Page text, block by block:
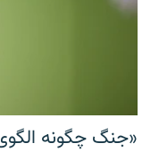
«جنگ چگونه الگوی